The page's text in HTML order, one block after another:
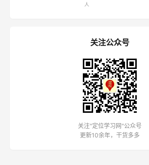
人
关注公众号
关注"定位学习网"公众号
更新10余年，干货多多